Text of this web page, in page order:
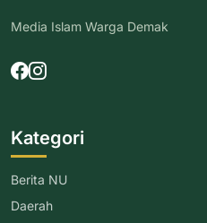
Media Islam Warga Demak
Kategori
Berita NU
Daerah